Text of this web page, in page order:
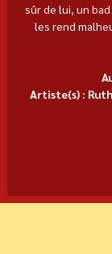
sûr de lui, un
les rend
Artiste(s) :